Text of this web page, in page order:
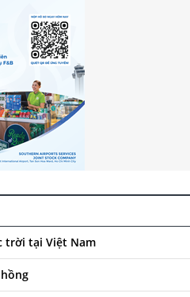
trời tại Việt Nam